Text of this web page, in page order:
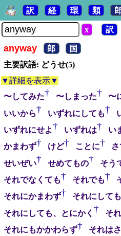
訳 経 環 類
x 訳
anyway 郎
国
主要訳語: どうせ(5)
▼詳細を表示▼
〜してみた† 〜しまった† 〜
いいから† いずれにしても†
いずれにせよ† いずれは† い
かまわず† けど† ことに†
せいぜい† せめてもの† そう
それでなくても† それでも†
それにかまわず† それにしても
それにしても、とにかく † そ
それにもかかわらず† それは